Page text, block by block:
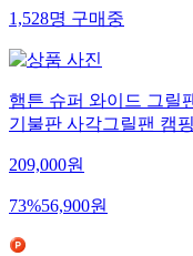
1,528명구매중
햄튼 슈퍼 와이드 그릴
기불판 사각그릴팬 캠
209,000원
73%56,900원